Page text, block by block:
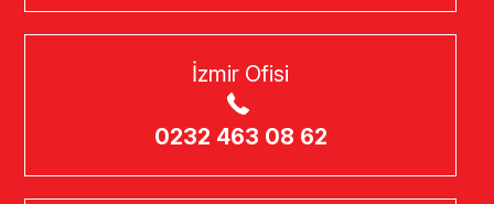
İzmir Ofisi
0232 463 08 62